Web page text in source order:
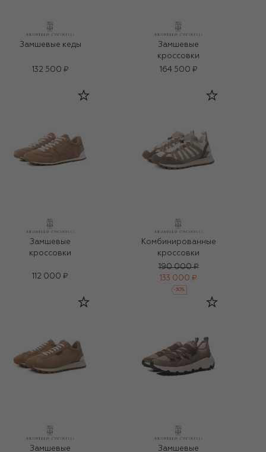
Замшевые кеды
132 500 ₽
Замшевые
кроссовки
164 500 ₽
Замшевые
кроссовки
112 000 ₽
Комбинированные
кроссовки
190 000 ₽
133 000 ₽
-30%
Замшевые
Замшевые